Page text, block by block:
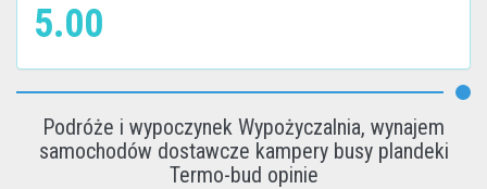
5.00
Podróże i wypoczynek Wypożyczalnia, wynajem
samochodów dostawcze kampery busy plandeki
Termo-bud opinie